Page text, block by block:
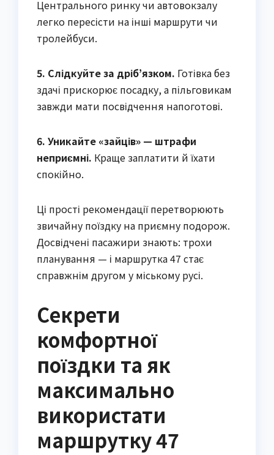
Центрального ринку чи автовокзалу
легко пересісти на інші маршрути чи
тролейбуси.
5. Слідкуйте за дріб’язком. Готівка без
здачі прискорює посадку, а пільговикам
завжди мати посвідчення напоготові.
6. Уникайте «зайців» — штрафи
неприємні. Краще заплатити й їхати
спокійно.
Ці прості рекомендації перетворюють
звичайну поїздку на приємну подорож.
Досвідчені пасажири знають: трохи
планування — і маршрутка 47 стає
справжнім другом у міському русі.
Секрети
комфортної
поїздки та як
максимально
використати
маршрутку 47